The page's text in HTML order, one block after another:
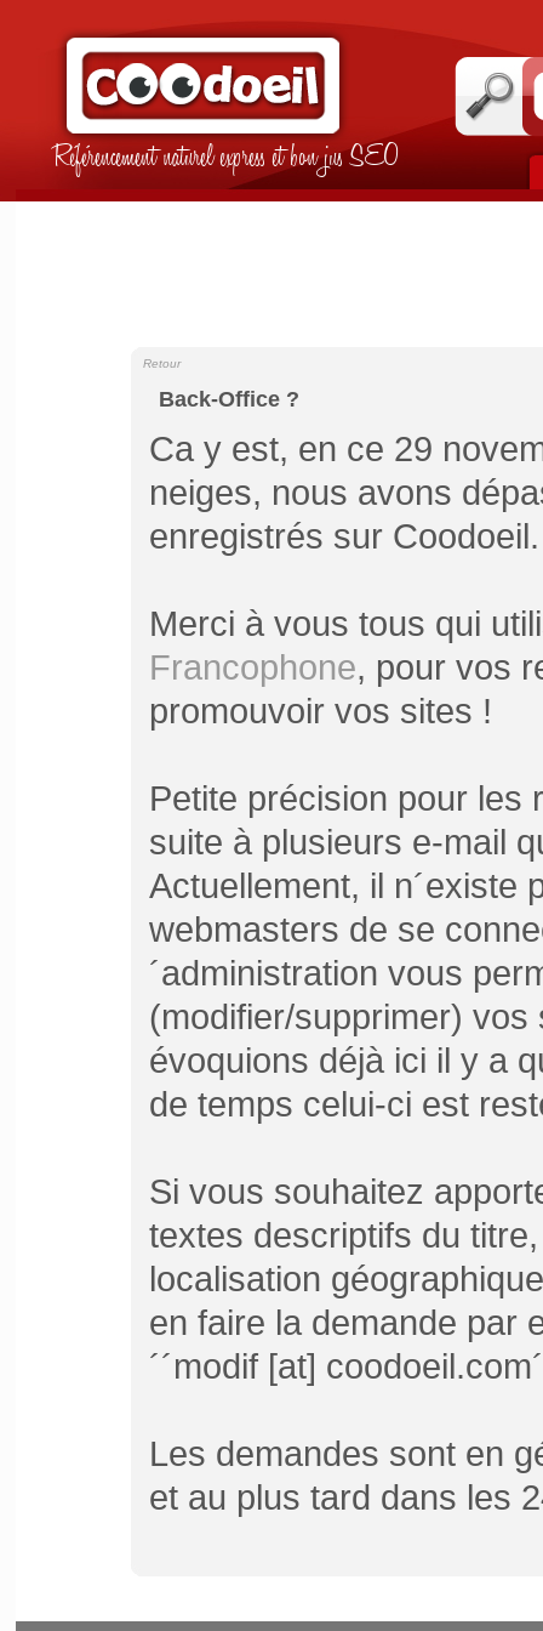
Référencement naturel express et bon jus SEO
Back-Office ?
Retour
Ca y est, en ce 29
neiges, nous avons
enregistrés sur Coodoeil.
Merci à vous tous qui
Francophone, pour vos
promouvoir vos sites !
Petite précision pour les
suite à plusieurs e-mail
Actuellement, il n´existe
webmasters de se
´administration vous
(modifier/supprimer) vos
évoquions déjà ici il y a
de temps celui-ci est
Si vous souhaitez
textes descriptifs du
localisation
en faire la demande par
´´modif [at]
Les demandes sont en
et au plus tard dans les